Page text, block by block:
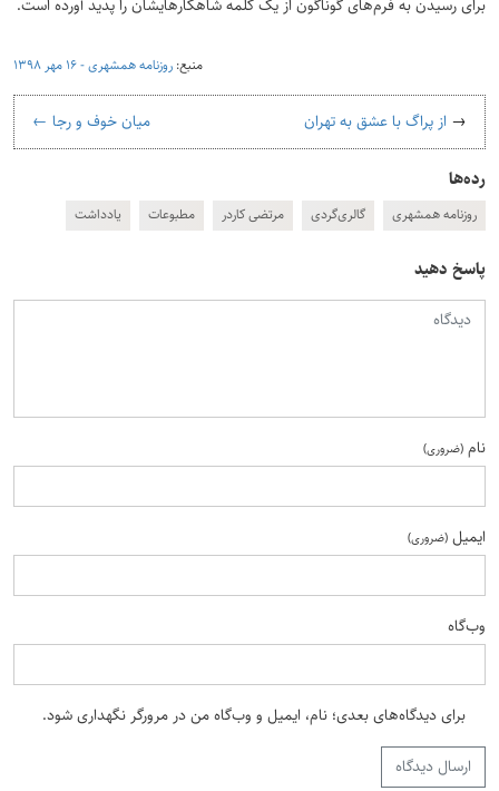
برای رسیدن به فرم‌های گوناگون از یک کلمه شاهکارهایشان را پدید آورده است.
منبع: روزنامه همشهری - ۱۶ مهر ۱۳۹۸
راه‌بری نوشته
→ از پراگ با عشق به تهران میان خوف و رجا ←
رده‌ها
روزنامه همشهری گالری‌گردی مرتضی کاردر مطبوعات یادداشت
پاسخ دهید
دیدگاه
نام (ضروری)
ایمیل (ضروری)
وب‌گاه
برای دیدگاه‌های بعدی؛ نام، ایمیل و وب‌گاه من در مرورگر نگهداری شود.